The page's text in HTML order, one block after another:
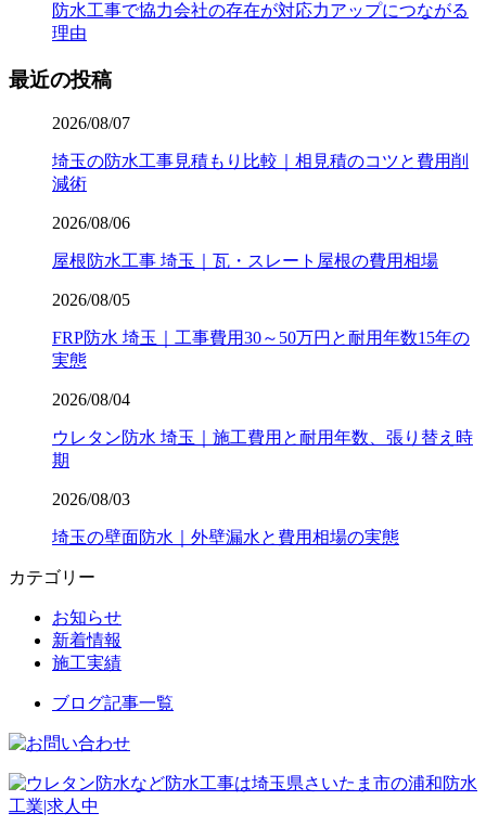
防水工事で協力会社の存在が対応力アップにつながる
理由
最近の投稿
2026/08/07
埼玉の防水工事見積もり比較｜相見積のコツと費用削
減術
2026/08/06
屋根防水工事 埼玉｜瓦・スレート屋根の費用相場
2026/08/05
FRP防水 埼玉｜工事費用30～50万円と耐用年数15年の
実態
2026/08/04
ウレタン防水 埼玉｜施工費用と耐用年数、張り替え時
期
2026/08/03
埼玉の壁面防水｜外壁漏水と費用相場の実態
カテゴリー
お知らせ
新着情報
施工実績
ブログ記事一覧